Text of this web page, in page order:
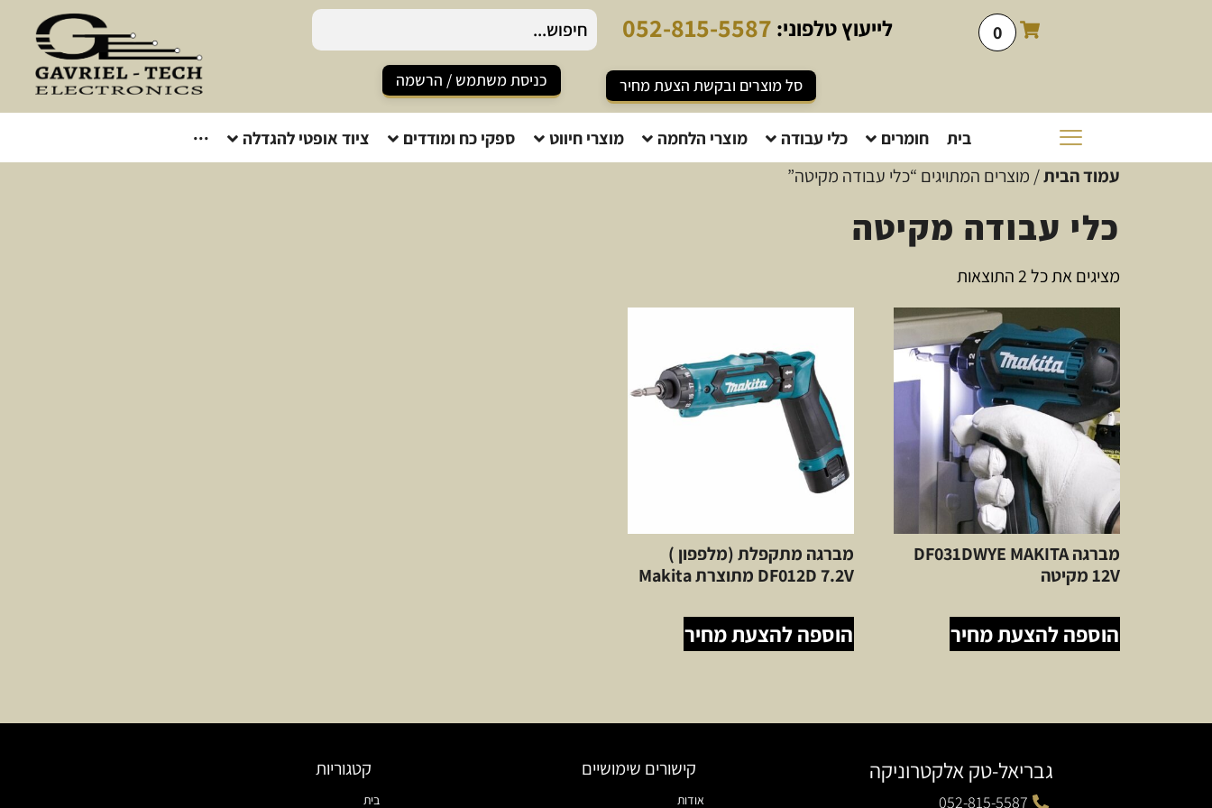
0 לייעוץטלפוני: 052-815-5587
סל מוצרים ובקשת הצעת מחיר כניסת משתמש / הרשמה
בית חומרים כלי עבודה מוצרי הלחמה מוצרי חיווט ספקי כח ומודדים ציוד אופטי להגדלה ···
עמוד הבית/ מוצרים המתויגים “כלי עבודה מקיטה”
כלי עבודה מקיטה
מציגים את כל ⁦2⁩ התוצאות
מברגה DF031DWYE MAKITA
12V מקיטה
הוספה להצעת מחיר
מברגה מתקפלת (מלפפון )
DF012D 7.2V מתוצרת Makita
הוספה להצעת מחיר
גבריאל-טק אלקטרוניקה
052-815-5587
קישורים שימושיים
אודות
קטגוריות
בית